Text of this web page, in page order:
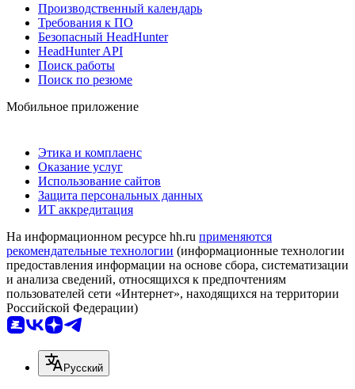
Производственный календарь
Требования к ПО
Безопасный HeadHunter
HeadHunter API
Поиск работы
Поиск по резюме
Мобильное приложение
Этика и комплаенс
Оказание услуг
Использование сайтов
Защита персональных данных
ИТ аккредитация
На информационном ресурсе hh.ru применяются
рекомендательные технологии (информационные технологии
предоставления информации на основе сбора, систематизации
и анализа сведений, относящихся к предпочтениям
пользователей сети «Интернет», находящихся на территории
Российской Федерации)
Русский